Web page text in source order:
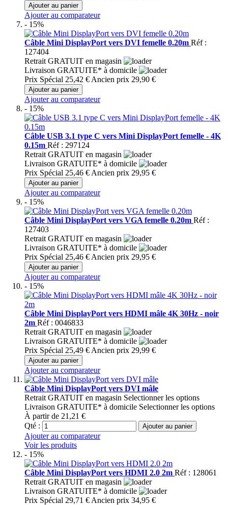
Ajouter au panier
Ajouter au comparateur
- 15%
Câble Mini DisplayPort vers DVI femelle 0.20m Réf :
127404
Retrait GRATUIT en magasin
Livraison GRATUITE* à domicile
Prix Spécial 25,42 € Ancien prix 29,90 €
Ajouter au panier
Ajouter au comparateur
- 15%
Câble USB 3.1 type C vers Mini DisplayPort femelle - 4K
0.15m Réf : 297124
Retrait GRATUIT en magasin
Livraison GRATUITE* à domicile
Prix Spécial 25,46 € Ancien prix 29,95 €
Ajouter au panier
Ajouter au comparateur
- 15%
Câble Mini DisplayPort vers VGA femelle 0.20m Réf :
127403
Retrait GRATUIT en magasin
Livraison GRATUITE* à domicile
Prix Spécial 25,46 € Ancien prix 29,95 €
Ajouter au panier
Ajouter au comparateur
- 15%
Câble Mini DisplayPort vers HDMI mâle 4K 30Hz - noir
2m Réf : 0046833
Retrait GRATUIT en magasin
Livraison GRATUITE* à domicile
Prix Spécial 25,49 € Ancien prix 29,99 €
Ajouter au panier
Ajouter au comparateur
Câble Mini DisplayPort vers DVI mâle
Retrait GRATUIT en magasin Selectionner les options
Livraison GRATUITE* à domicile Selectionner les options
À partir de 21,21 €
Qté :
Ajouter au panier
Ajouter au comparateur
Voir les produits
- 15%
Câble Mini DisplayPort vers HDMI 2.0 2m Réf : 128061
Retrait GRATUIT en magasin
Livraison GRATUITE* à domicile
Prix Spécial 29,71 € Ancien prix 34,95 €